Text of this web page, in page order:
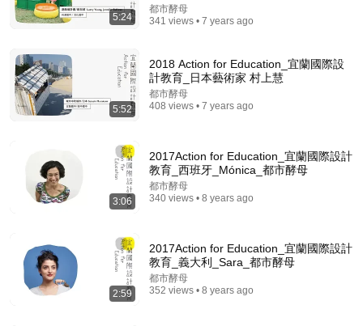
《喜单3》最强华裔脱口秀演员杀疯了！UCLA毕业
来"吃脱口秀这碗饭"，亚裔看完疯狂点头！#喜剧之王
单口季 #脱口秀 #搞笑 #喜剧 #funny #综艺
笑翻天综艺社 214K views
5:24
都市酵母
341 views • 7 years ago
5:52
2018 Action for Education_宜蘭國際設
計教育_日本藝術家 村上慧
都市酵母
408 views • 7 years ago
3:06
2017Action for Education_宜蘭國際設計
教育_西班牙_Mónica_都市酵母
都市酵母
340 views • 8 years ago
2:59
2017Action for Education_宜蘭國際設計
教育_義大利_Sara_都市酵母
都市酵母
352 views • 8 years ago